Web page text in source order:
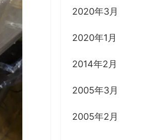
2020年3月
2020年1月
2014年2月
2005年3月
2005年2月